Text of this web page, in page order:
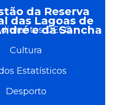
da Reserva
das Lagoas de
e da Sancha
DECO
Cultura
Estatísticos
Desporto